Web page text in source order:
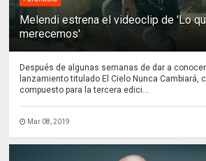
Melendi estrena el videoclip de 'Lo
merecemos'
Después de algunas semanas de dar a
lanzamiento titulado El Cielo Nunca Cambiará,
compuesto para la tercera edici...
Mar 08, 2019